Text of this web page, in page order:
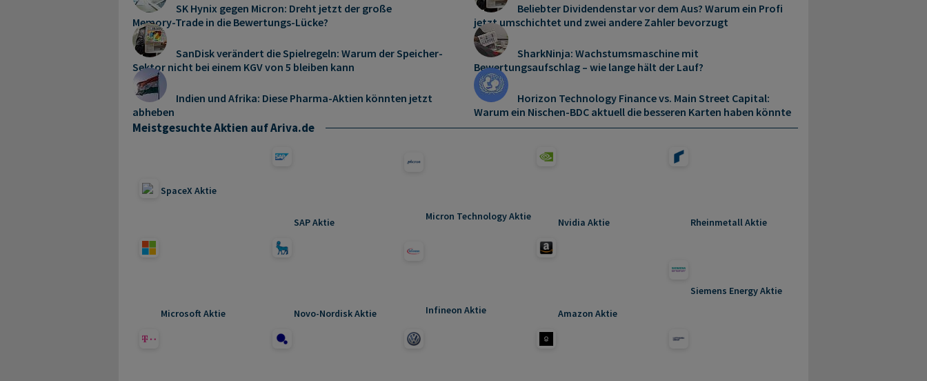
SK Hynix gegen Micron: Dreht jetzt der große
Memory‑Trade in die Bewertungs-Lücke?
SanDisk verändert die Spielregeln: Warum der Speicher-
Sektor nicht bei einem KGV von 5 bleiben kann
Indien und Afrika: Diese Pharma-Aktien könnten jetzt
abheben
Beliebter Dividendenstar vor dem Aus? Warum ein Profi
jetzt umschichtet und zwei andere Zahler bevorzugt
SharkNinja: Wachstumsmaschine mit
Bewertungsaufschlag – wie lange hält der Lauf?
Horizon Technology Finance vs. Main Street Capital:
Warum ein Nischen-BDC aktuell die besseren Karten haben könnte
Meistgesuchte Aktien auf Ariva.de
SpaceX Aktie
SAP Aktie Micron Technology Aktie Nvidia Aktie Rheinmetall Aktie
Microsoft Aktie Novo-Nordisk Aktie Infineon Aktie Amazon Aktie
Siemens Energy Aktie